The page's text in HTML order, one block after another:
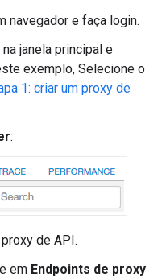
navegador e faça login.
na janela principal e
exemplo, Selecione o
1: criar um proxy de
:
de API.
em Endpoints de proxy